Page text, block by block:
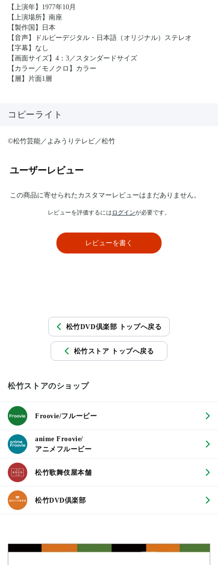
【上演年】1977年10月
【上演場所】南座
【製作国】日本
【音声】ドルビーデジタル・日本語（オリジナル）ステレオ
【字幕】なし
【画面サイズ】4：3／スタンダードサイズ
【カラー／モノクロ】カラー
【層】片面1層
コピーライト
©松竹芸能／よみうりテレビ／松竹
ユーザーレビュー
この商品に寄せられたカスタマーレビューはまだありません。
レビューを評価するには ログインが必要です。
レビューを書く
松竹DVD倶楽部 トップへ戻る
松竹ストア トップへ戻る
松竹ストアのショップ
Froovie/フルービー
anime Froovie/
アニメフルービー
松竹歌舞伎屋本舗
松竹DVD倶楽部